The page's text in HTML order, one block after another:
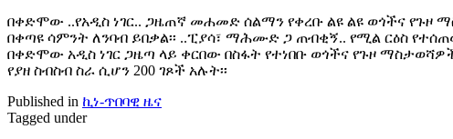
በቀድሞው ..የአዲስ ነገር.. ጋዜጠኛ መሐመድ ሰልማን የቀረቡ ልዩ ልዩ ወጎችና የጉዞ
በቀጣዩ ሳምንት ለንባብ ይበቃል፡፡ ..ፒያሳ፣ ማሕሙድ ጋ ጠብቂኝ.. የሚል ርዕስ
በቀድሞው አዲስ ነገር ጋዜጣ ላይ ቀርበው በስፋት የተነበቡ ወጎችና የጉዞ
የያዘ ስብስብ ስራ ሲሆን 200 ገጾች አሉት፡፡
Published in ኪነ-ጥበባዊ ዜና
Tagged under